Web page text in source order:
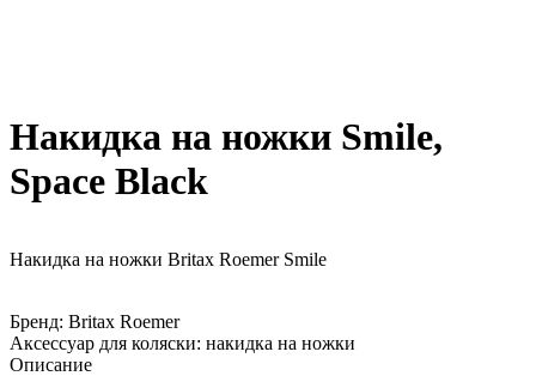
Накидка на ножки Smile,
Space Black
Накидка на ножки Britax Roemer Smile
Бренд: Britax Roemer
Аксессуар для коляски: накидка на ножки
Описание